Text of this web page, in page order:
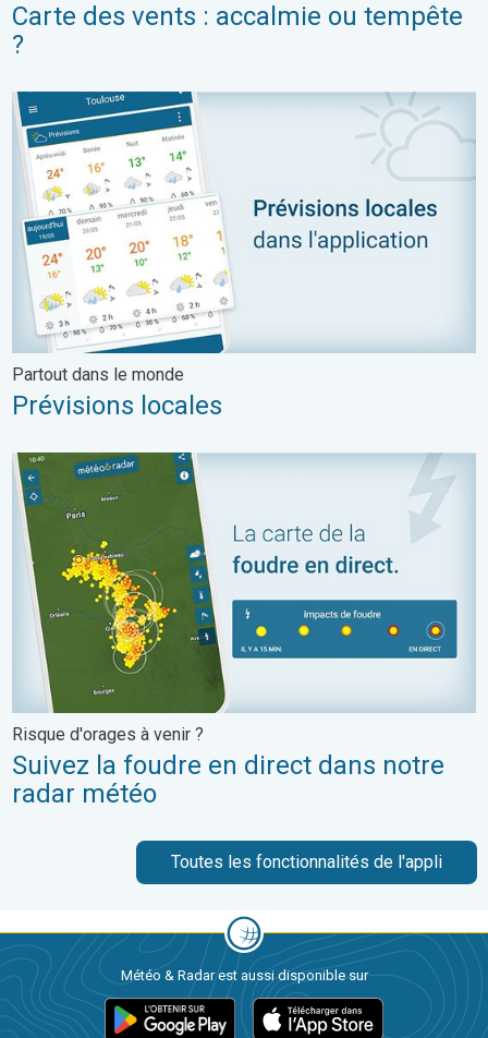
Carte des vents : accalmie ou tempête
?
Prévisions locales. Partout dans le monde. . .
Partout dans le monde
Prévisions locales
Suivez la foudre en direct dans notre radar météo. Risque
Risque d'orages à venir ?
Suivez la foudre en direct dans notre
radar météo
Toutes les fonctionnalités de l'appli
Météo & Radar est aussi disponible sur